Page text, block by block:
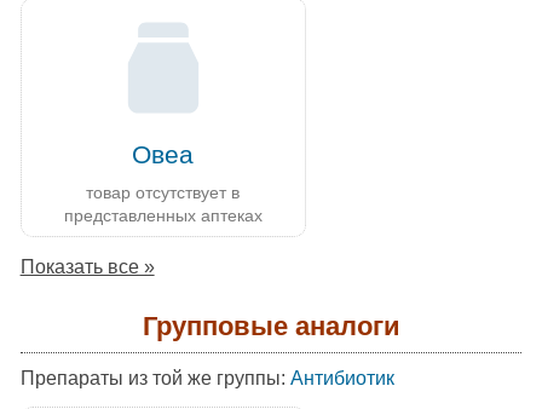
Овеа
товар отсутствует в
представленных аптеках
Показать все »
Групповые аналоги
Препараты из той же группы: Антибиотик